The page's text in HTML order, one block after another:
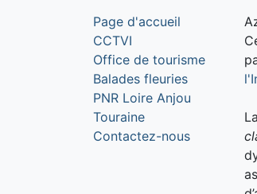
Page d'accueil
CCTVI
Office de tourisme
Balades fleuries
PNR Loire Anjou
Touraine
Contactez-nous